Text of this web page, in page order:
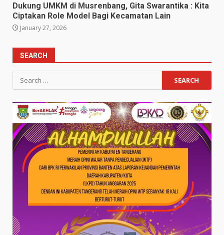
Dukung UMKM di Musrenbang, Gita Swarantika : Kita
Ciptakan Role Model Bagi Kecamatan Lain
January 27, 2026
SEARCH
Search
for: